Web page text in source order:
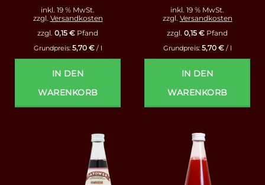
inkl. 19 % MwSt.
zzgl. Versandkosten
zzgl. 0,15 € Pfand
Grundpreis: 5,70 €/ l
IN DEN
WARENKORB
inkl. 19 % MwSt.
zzgl. Versandkosten
zzgl. 0,15 € Pfand
Grundpreis: 5,70 €/ l
IN DEN
WARENKORB